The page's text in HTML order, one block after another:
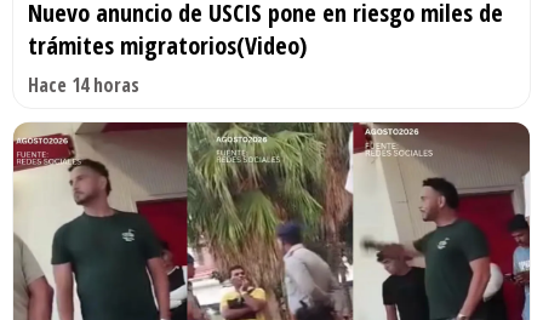
Nuevo anuncio de USCIS pone en riesgo miles de
trámites migratorios(Video)
Hace 14 horas